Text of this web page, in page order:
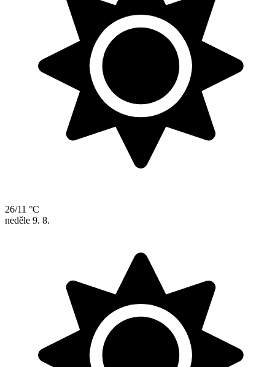
26/11 °C
neděle 9. 8.